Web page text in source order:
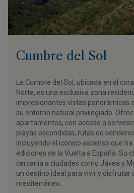
Cumbre del Sol
La Cumbre del Sol, ubicada en el
Norte, es una exclusiva zona
impresionantes vistas panorámicas
su entorno natural privilegiado.
apartamentos, con acceso a
playas escondidas, rutas de
incluyendo el icónico ascenso que
ediciones de la Vuelta a España. Su
cercanía a ciudades como Jávea y
un destino ideal para vivir y disfrutar
mediterráneo.